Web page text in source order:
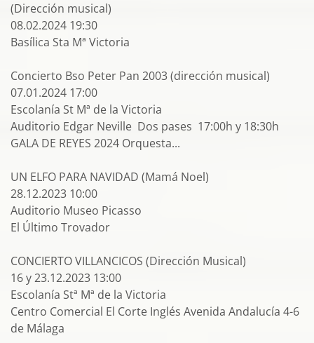
(Dirección musical)
08.02.2024 19:30
Basílica Sta Mª Victoria
Concierto Bso Peter Pan 2003 (dirección musical)
07.01.2024 17:00
Escolanía St Mª de la Victoria
Auditorio Edgar Neville Dos pases 17:00h y 18:30h
GALA DE REYES 2024 Orquesta...
UN ELFO PARA NAVIDAD (Mamá Noel)
28.12.2023 10:00
Auditorio Museo Picasso
El Último Trovador
CONCIERTO VILLANCICOS (Dirección Musical)
16 y 23.12.2023 13:00
Escolanía Stª Mª de la Victoria
Centro Comercial El Corte Inglés Avenida Andalucía 4-6
de Málaga